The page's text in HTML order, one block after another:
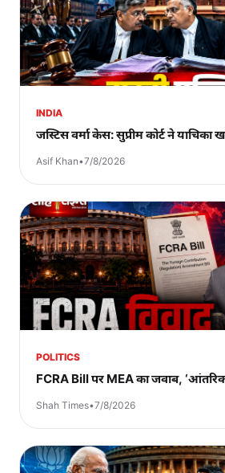
INDIA
जस्टिस वर्मा केस: सुप्रीम कोर्ट ने याचिका
Asif Khan•7/8/2026
POLITICS
FCRA Bill पर MEA का जवाब,
Shah Times•7/8/2026